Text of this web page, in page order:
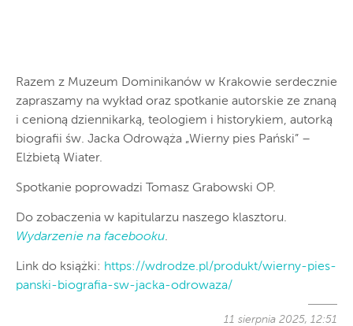
Razem z Muzeum Dominikanów w Krakowie serdecznie
zapraszamy na wykład oraz spotkanie autorskie ze znaną
i cenioną dziennikarką, teologiem i historykiem, autorką
biografii św. Jacka Odrowąża „Wierny pies Pański” –
Elżbietą Wiater.
Spotkanie poprowadzi Tomasz Grabowski OP.
Do zobaczenia w kapitularzu naszego klasztoru.
Wydarzenie na facebooku.
Link do książki: https://wdrodze.pl/produkt/wierny-pies-
panski-biografia-sw-jacka-odrowaza/
11 sierpnia 2025, 12:51